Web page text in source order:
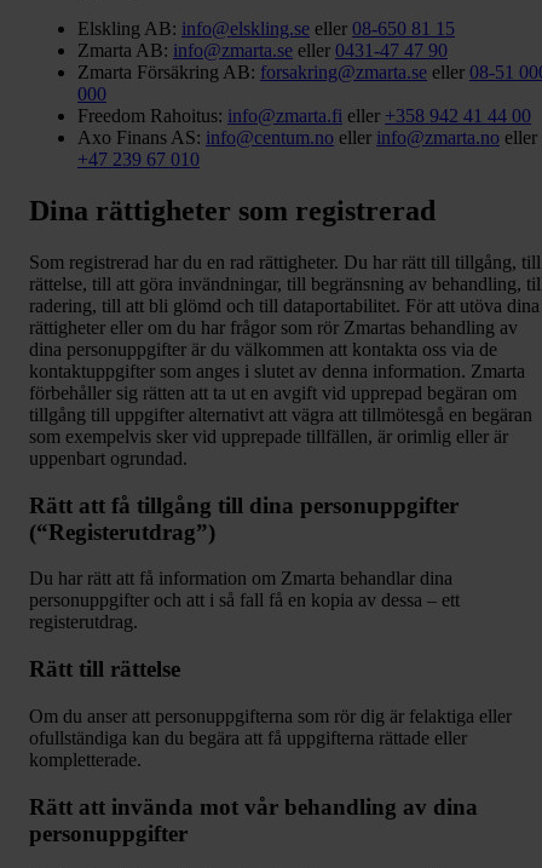
Elskling AB: info@elskling.se eller 08-650 81 15
Zmarta AB: info@zmarta.se eller 0431-47 47 90
Zmarta Försäkring AB: forsakring@zmarta.se eller 08-51
000
Freedom Rahoitus: info@zmarta.fi eller +358 942 41 44 00
Axo Finans AS: info@centum.no eller info@zmarta.no eller
+47 239 67 010
Dina rättigheter som registrerad
Som registrerad har du en rad rättigheter. Du har rätt till tillgång, till
rättelse, till att göra invändningar, till begränsning av behandling,
radering, till att bli glömd och till dataportabilitet. För att utöva dina
rättigheter eller om du har frågor som rör Zmartas behandling av
dina personuppgifter är du välkommen att kontakta oss via de
kontaktuppgifter som anges i slutet av denna information. Zmarta
förbehåller sig rätten att ta ut en avgift vid upprepad begäran om
tillgång till uppgifter alternativt att vägra att tillmötesgå en begäran
som exempelvis sker vid upprepade tillfällen, är orimlig eller är
uppenbart ogrundad.
Rätt att få tillgång till dina personuppgifter
(“Registerutdrag”)
Du har rätt att få information om Zmarta behandlar dina
personuppgifter och att i så fall få en kopia av dessa – ett
registerutdrag.
Rätt till rättelse
Om du anser att personuppgifterna som rör dig är felaktiga eller
ofullständiga kan du begära att få uppgifterna rättade eller
kompletterade.
Rätt att invända mot vår behandling av dina
personuppgifter